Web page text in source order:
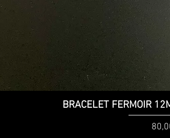
Aperçu
BRACELET FERMOIR
Prix